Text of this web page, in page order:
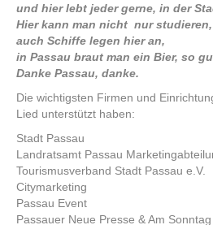
und hier lebt jeder gerne, in der
Hier kann man nicht nur studieren,
auch Schiffe legen hier an,
in Passau braut man ein Bier, so
Danke Passau, danke.
Die wichtigsten Firmen und
Lied unterstützt haben:
Stadt Passau
Landratsamt Passau
Tourismusverband Stadt Passau e.V.
Citymarketing
Passau Event
Passauer Neue Presse & Am Sonntag